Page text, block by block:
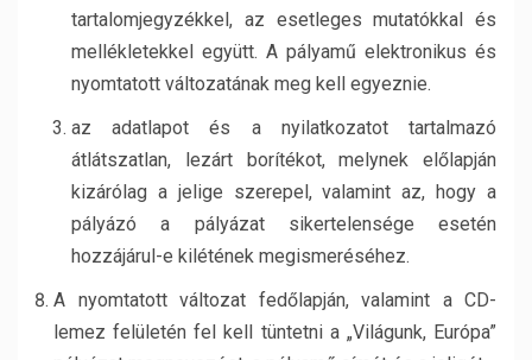
tartalomjegyzékkel, az esetleges mutatókkal és
mellékletekkel együtt. A pályamű elektronikus és
nyomtatott változatának meg kell egyeznie.
az adatlapot és a nyilatkozatot tartalmazó
átlátszatlan, lezárt borítékot, melynek előlapján
kizárólag a jelige szerepel, valamint az, hogy a
pályázó a pályázat sikertelensége esetén
hozzájárul-e kilétének megismeréséhez.
A nyomtatott változat fedőlapján, valamint a CD-
lemez felületén fel kell tüntetni a „Világunk, Európa”